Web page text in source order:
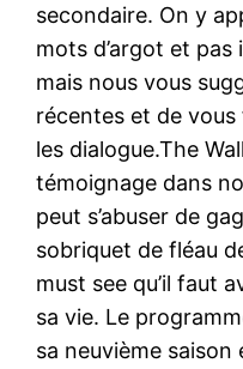
secondaire. On y
mots d’argot et
mais nous vous
récentes et de
les dialogue.The
témoignage dans
peut s’abuser de
sobriquet de fléau
must see qu’il faut
sa vie. Le
sa neuvième